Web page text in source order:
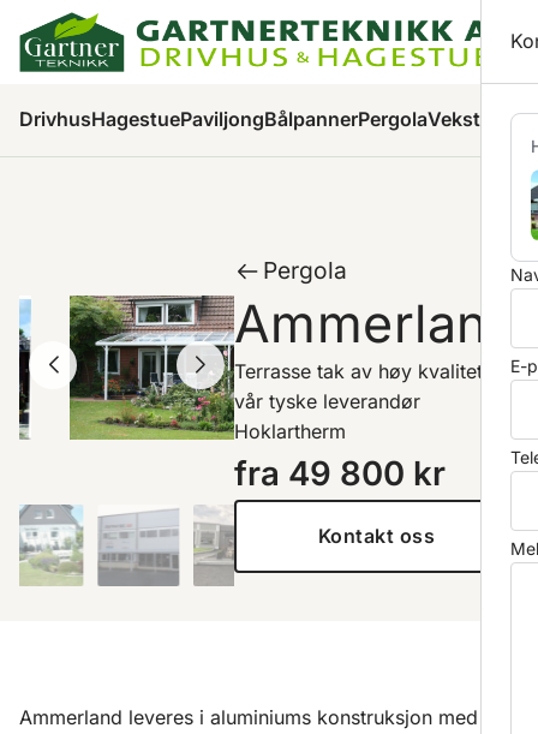
DrivhusHagestuePaviljongBålpannerPergolaVeksthus
Pergola
Ammerland
Terrasse tak av høy kvalitet fra
vår tyske leverandør
Hoklartherm
fra 49 800 kr
Kontakt oss
Ammerland leveres i aluminiums konstruksjon med 8
E-